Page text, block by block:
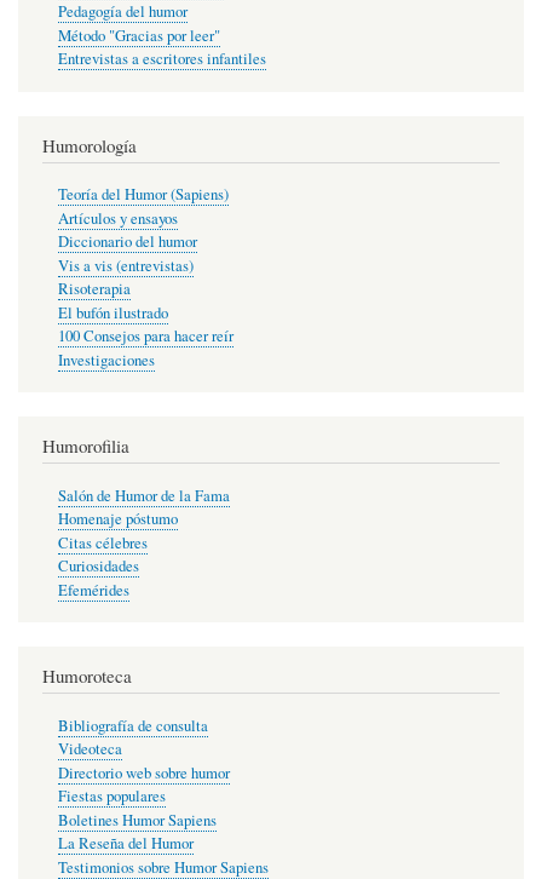
Pedagogía del humor
Método "Gracias por leer"
Entrevistas a escritores infantiles
Humorología
Teoría del Humor (Sapiens)
Artículos y ensayos
Diccionario del humor
Vis a vis (entrevistas)
Risoterapia
El bufón ilustrado
100 Consejos para hacer reír
Investigaciones
Humorofilia
Salón de Humor de la Fama
Homenaje póstumo
Citas célebres
Curiosidades
Efemérides
Humoroteca
Bibliografía de consulta
Videoteca
Directorio web sobre humor
Fiestas populares
Boletines Humor Sapiens
La Reseña del Humor
Testimonios sobre Humor Sapiens